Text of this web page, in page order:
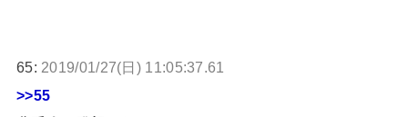
65: 2019/01/27(日) 11:05:37.61
>>55